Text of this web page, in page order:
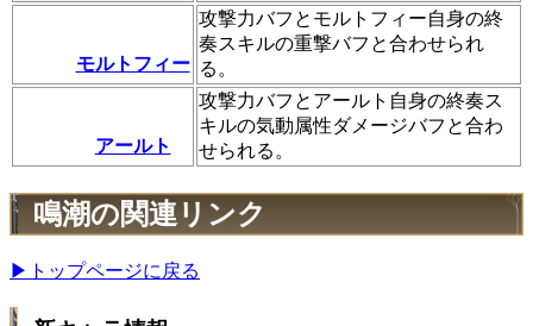
モルトフィー
攻撃力バフとモルトフィー自身の終
奏スキルの重撃バフと合わせられ
る。
アールト
攻撃力バフとアールト自身の終奏ス
キルの気動属性ダメージバフと合わ
せられる。
鳴潮の関連リンク
▶トップページに戻る